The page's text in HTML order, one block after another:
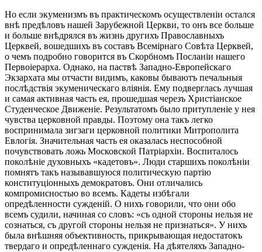
Но если экуменизмъ въ практическомъ осуществленіи остался
внѣ предѣловъ нашей Зарубежной Церкви, то онъ все больше
и больше внѣдрялся въ жизнь другихъ Православныхъ
Церквей, вошедшихъ въ составъ Всемірнаго Совѣта Церквей,
о чемъ подробно говорится въ Скорбномъ Посланіи нашего
Первоіерарха. Однако, на паствѣ Западно-Европейскаго
Экзархата мы отчасти видимъ, каковы бываютъ печальныя
послѣдствія экуменическаго вліянія. Ему подверглась лучшая
и самая активная часть ея, прошедшая черезъ Христіанское
Студенческое Движеніе. Результатомъ было притупленіе у нея
чувства церковной правды. Поэтому она такъ легко
воспринимала зигзаги церковной политики Митрополита
Евлогія. Значительная часть ея оказалась неспособной
почувствовать ложь Московской Патріархіи. Воспиталось
поколѣніе духовныхъ «кадетовъ». Люди старшихъ поколѣніи
помнятъ такъ называвшуюся политическую партію
конституціонныхъ демократовъ. Они отличались
компромисностью во всемъ. Кадеты избѣгали
опредѣленности сужденій. О нихъ говорили, что они обо
всемъ судили, начиная со словъ: «съ одной стороны нельзя не
сознаться, съ другой стороны нельзя не признаться». У нихъ
была внѣшняя объективность, прикрывающая недостатокъ
твердаго и опредѣленнаго сужденія. На дѣятеляхъ Западно-